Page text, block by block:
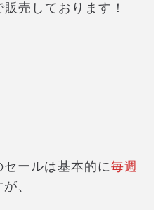
販売しております！
ールは基本的に毎週
、